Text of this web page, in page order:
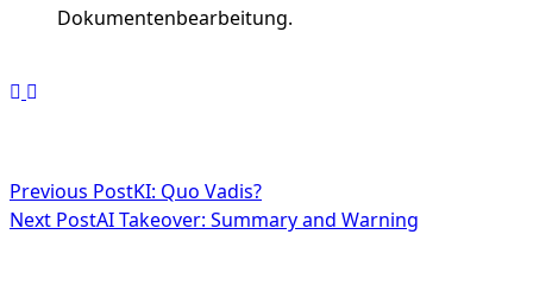
Dokumentenbearbeitung.
<span
class="nav-
Previous PostKI: Quo Vadis?
Next PostAI Takeover: Summary and Warning